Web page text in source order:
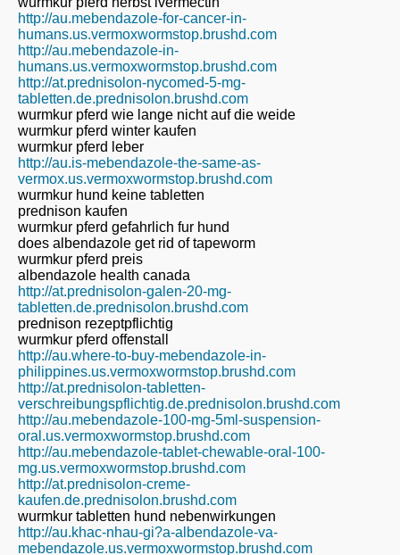
http://au.mebendazole-for-cancer-in-
humans.us.vermoxwormstop.brushd.com
http://au.mebendazole-in-
humans.us.vermoxwormstop.brushd.com
http://at.prednisolon-nycomed-5-mg-
tabletten.de.prednisolon.brushd.com
wurmkur pferd wie lange nicht auf die weide
wurmkur pferd winter kaufen
wurmkur pferd leber
http://au.is-mebendazole-the-same-as-
vermox.us.vermoxwormstop.brushd.com
wurmkur hund keine tabletten
prednison kaufen
wurmkur pferd gefahrlich fur hund
does albendazole get rid of tapeworm
wurmkur pferd preis
albendazole health canada
http://at.prednisolon-galen-20-mg-
tabletten.de.prednisolon.brushd.com
prednison rezeptpflichtig
wurmkur pferd offenstall
http://au.where-to-buy-mebendazole-in-
philippines.us.vermoxwormstop.brushd.com
http://at.prednisolon-tabletten-
verschreibungspflichtig.de.prednisolon.brushd.com
http://au.mebendazole-100-mg-5ml-suspension-
oral.us.vermoxwormstop.brushd.com
http://au.mebendazole-tablet-chewable-oral-100-
mg.us.vermoxwormstop.brushd.com
http://at.prednisolon-creme-
kaufen.de.prednisolon.brushd.com
wurmkur tabletten hund nebenwirkungen
http://au.khac-nhau-gi?a-albendazole-va-
mebendazole.us.vermoxwormstop.brushd.com